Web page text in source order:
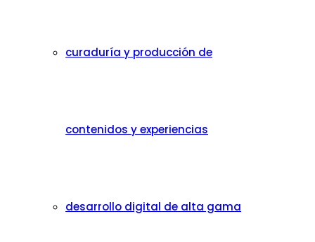
curaduría y producción de
contenidos y experiencias
desarrollo digital de alta gama